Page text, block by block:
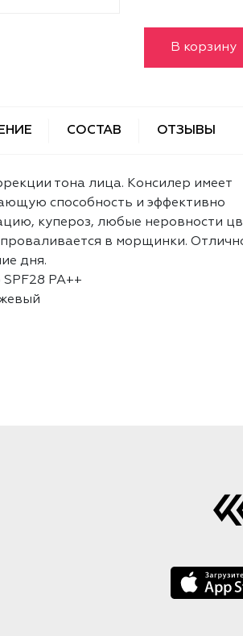
В корзину
СОСТАВ ОТЗЫВЫ
тона лица. Консилер имеет
способность и эффективно
купероз, любые неровности
в морщинки.
дня.
PA++